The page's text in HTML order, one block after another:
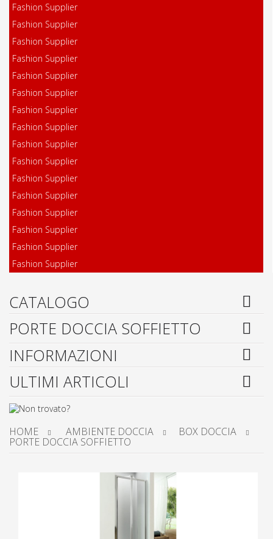
Fashion Supplier
Fashion Supplier
Fashion Supplier
Fashion Supplier
Fashion Supplier
Fashion Supplier
Fashion Supplier
Fashion Supplier
Fashion Supplier
Fashion Supplier
Fashion Supplier
Fashion Supplier
Fashion Supplier
Fashion Supplier
Fashion Supplier
Fashion Supplier
CATALOGO
PORTE DOCCIA SOFFIETTO
INFORMAZIONI
ULTIMI ARTICOLI
HOME AMBIENTE DOCCIA BOX DOCCIA
PORTE DOCCIA SOFFIETTO